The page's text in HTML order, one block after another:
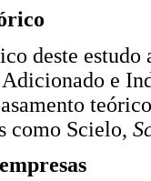
deste estudo
e
como Scielo,